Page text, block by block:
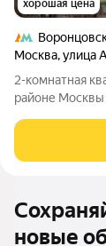
хорошая цена
Москва,улица
2-комнатная
районе Москвы электронный аукцион Предлагается
современном
расположенном
новые